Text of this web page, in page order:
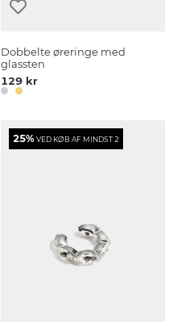
Dobbelte øreringe med
glassten
129 kr
25%VED KØB AF MINDST 2